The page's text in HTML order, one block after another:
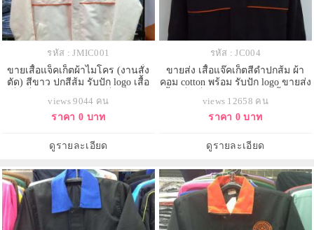
รหัส : JMIC001
ขายเสื้อแจ็คเก็ตผ้าไมโคร (งานสั่ง
ตัด) สีขาว ปกสีส้ม รับปัก logo เสื้อ
ล้วน
views 9044 คน
ราคา 0 บาท
ดูรายละเอียด
รหัส : JC004
ขายส่ง เสื้อแจ๊คเก็ตสีดำปกส้ม ผ้า
คอม cotton พร้อม รับปัก logo ขายส่ง
ส่ง
views 12658 คน
ราคา 0 บาท
ดูรายละเอียด